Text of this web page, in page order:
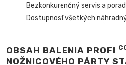
Bezkonkurenčný servis a
Dostupnosť všetkých
OBSAH BALENIA PROFI
NOŽNICOVÉHO PÁRTY